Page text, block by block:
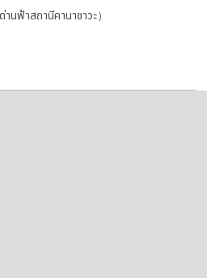
ฟ้าสถานีคานาซาวะ）